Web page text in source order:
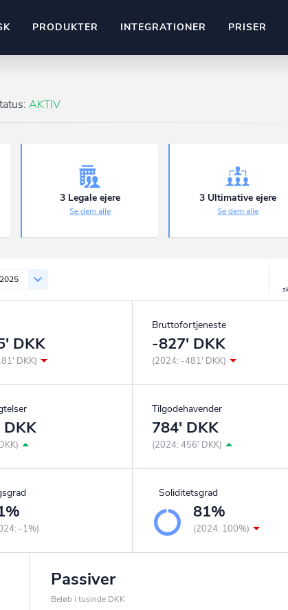
PRODUKTER INTEGRATIONER
Kun fantasien sætter grænsen
Ownr ajour goes supersonic
PRISER
AKTIV
3 Legale ejere
Se dem alle
3 Ultimative ejere
Se dem alle
2025
DKK
DKK)
Bruttofortjeneste
-827' DKK
(2024: -481' DKK)
DKK
Tilgodehavender
784' DKK
(2024: 456' DKK)
-1%)
Soliditetsgrad
81%
(2024: 100%)
Passiver
Beløb i tusinde DKK